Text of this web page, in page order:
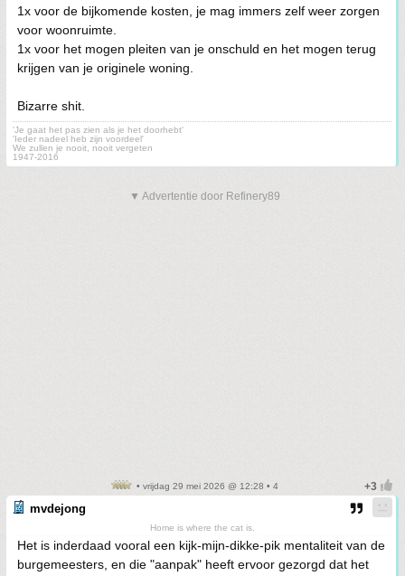
1x voor de bijkomende kosten, je mag immers zelf weer zorgen
voor woonruimte.
1x voor het mogen pleiten van je onschuld en het mogen terug
krijgen van je originele woning.
Bizarre shit.
'Je gaat het pas zien als je het doorhebt'
'Ieder nadeel heb zijn voordeel'
We zullen je nooit, nooit vergeten
1947-2016
▼ Advertentie door Refinery89
• vrijdag 29 mei 2026 @ 12:28 • 4
mvdejong
Home is where the cat is.
Het is inderdaad vooral een kijk-mijn-dikke-pik mentaliteit van de
burgemeesters, en die "aanpak" heeft ervoor gezorgd dat het